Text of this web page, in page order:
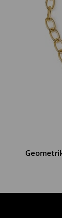
SEPETE EKLE